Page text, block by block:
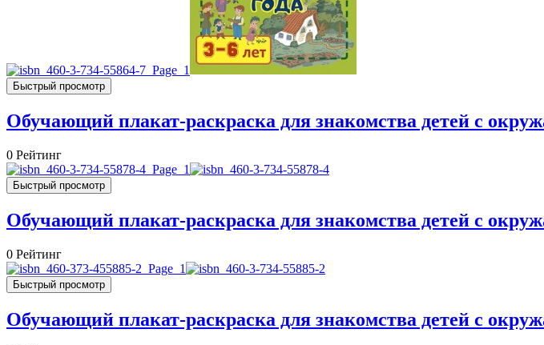
Быстрый просмотр
Обучающий плакат-раскраска для знакомства детей с
0 Рейтинг
Быстрый просмотр
Обучающий плакат-раскраска для знакомства детей с
0 Рейтинг
Быстрый просмотр
Обучающий плакат-раскраска для знакомства детей с